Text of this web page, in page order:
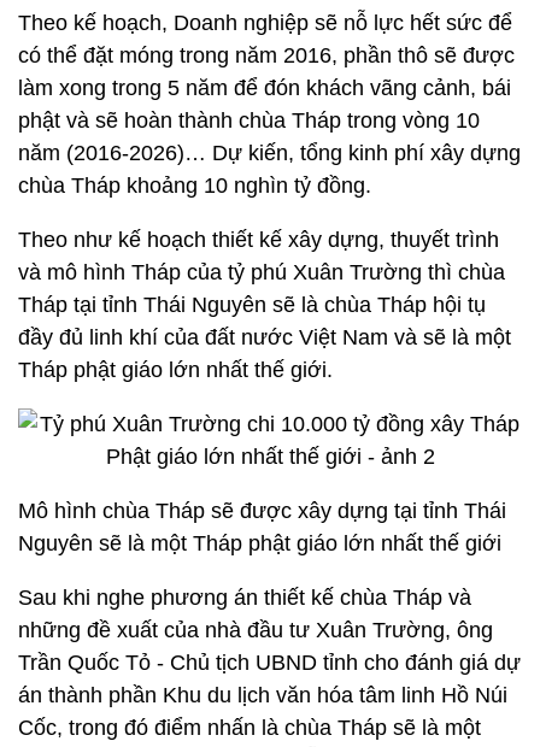
Theo kế hoạch, Doanh nghiệp sẽ nỗ lực hết sức để
có thể đặt móng trong năm 2016, phần thô sẽ được
làm xong trong 5 năm để đón khách vãng cảnh, bái
phật và sẽ hoàn thành chùa Tháp trong vòng 10
năm (2016-2026)… Dự kiến, tổng kinh phí xây dựng
chùa Tháp khoảng 10 nghìn tỷ đồng.
Theo như kế hoạch thiết kế xây dựng, thuyết trình
và mô hình Tháp của tỷ phú Xuân Trường thì chùa
Tháp tại tỉnh Thái Nguyên sẽ là chùa Tháp hội tụ
đầy đủ linh khí của đất nước Việt Nam và sẽ là một
Tháp phật giáo lớn nhất thế giới.
Mô hình chùa Tháp sẽ được xây dựng tại tỉnh Thái
Nguyên sẽ là một Tháp phật giáo lớn nhất thế giới
Sau khi nghe phương án thiết kế chùa Tháp và
những đề xuất của nhà đầu tư Xuân Trường, ông
Trần Quốc Tỏ - Chủ tịch UBND tỉnh cho đánh giá dự
án thành phần Khu du lịch văn hóa tâm linh Hồ Núi
Cốc, trong đó điểm nhấn là chùa Tháp sẽ là một